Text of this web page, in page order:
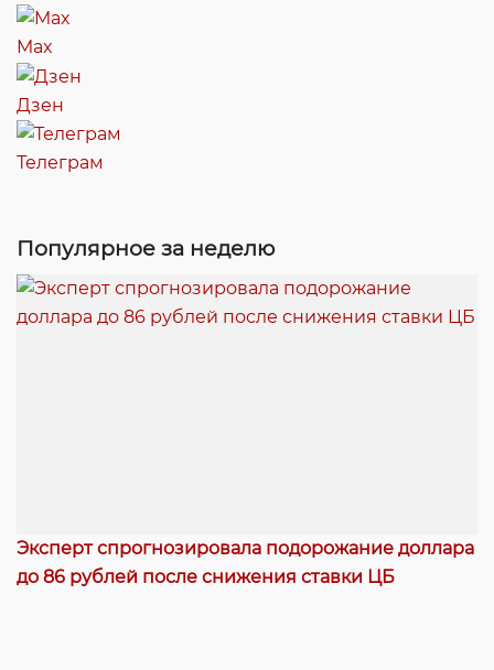
Max
Дзен
Телеграм
Популярное за неделю
Эксперт спрогнозировала подорожание доллара
до 86 рублей после снижения ставки ЦБ